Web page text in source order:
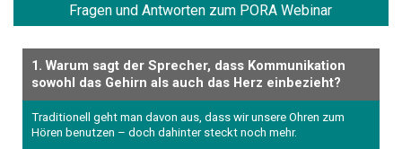
Fragen undAntworten zum PORA Webinar
1. Warum sagt der Sprecher, dass Kommunikation
sowohl das Gehirn als auch das Herz einbezieht?
Traditionell geht man davon aus, dass wir unsere Ohren zum
Hören benutzen – doch dahinter steckt noch mehr.